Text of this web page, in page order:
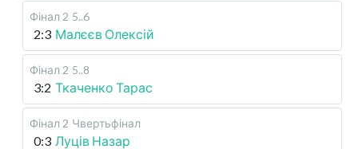
Фінал 2 5..6
2:3 Малєєв Олексій
Фінал 2 5..8
3:2 Ткаченко Тарас
Фінал 2 Чвертьфінал
0:3 Луців Назар